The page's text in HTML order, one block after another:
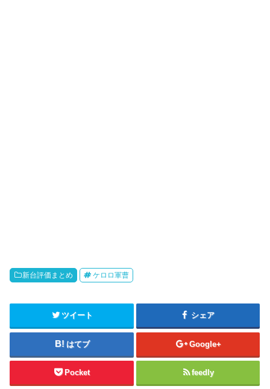
新台評価まとめ ケロロ軍曹
ツイート シェア
はてブ Google+
Pocket feedly